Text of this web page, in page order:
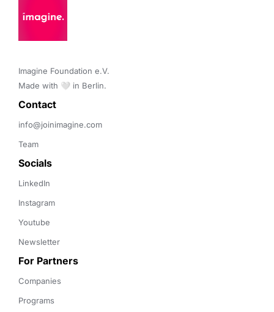
Imagine Foundation e.V.
Made with 🤍 in Berlin.
Contact
info@joinimagine.com
Team
Socials
LinkedIn
Instagram
Youtube
Newsletter
For Partners
Companies
Programs